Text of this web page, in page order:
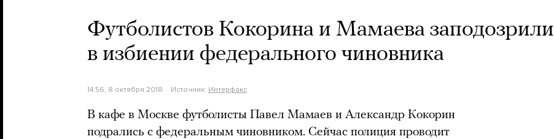
Футболистов Кокорина и Мамаева заподозрили
в избиении федерального чиновника
14:56, 8 октября 2018 Источник: Интерфакс
В кафе в Москве футболисты Павел Мамаев и Александр Кокорин
подрались с федеральным чиновником. Сейчас полиция проводит